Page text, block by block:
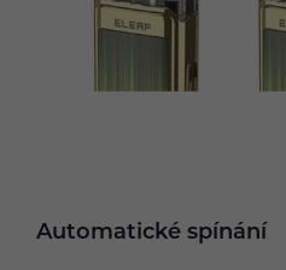
Automatické spínání